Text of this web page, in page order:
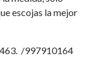
escojas la mejor
/997910164